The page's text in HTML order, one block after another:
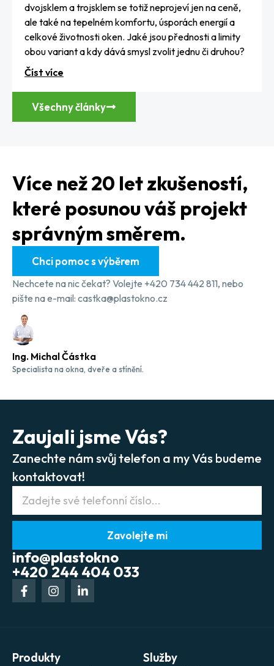
dvojsklem a trojsklem se totiž neprojeví jen na ceně,
ale také na tepelném komfortu, úsporách energií a
celkové životnosti oken. Jaké jsou přednosti a limity
obou variant a kdy dává smysl zvolit jednu či druhou?
Číst více
Všechny články
Více než 20 let zkušeností,
které posunou váš projekt
správným směrem.
Chci pomoc s výběrem
Nechcete na nic čekat? Volejte +420 734 442 811, nebo
pište na e-mail: castka@plastokno.cz
Ing. Michal Částka
Specialista na okna, dveře a stínění.
Zaujali jsme Vás?
Zanechte nám svůj telefon a my Vás budeme
kontaktovat!
Zavolejte mi
info@plastokno
+420 244 404 033
Produkty Služby